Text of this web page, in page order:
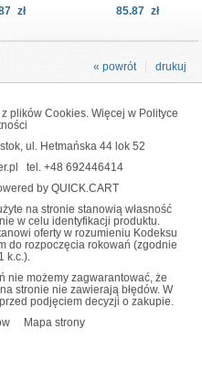
zł
85.87 zł
drukuj
« powrót
plików Cookies. Więcej w Polityce
ul. Hetmańska 44 lok 52
tel. +48 692446414
by QUICK.CART
na stronie stanowią własność
w celu identyfikacji produktu.
oferty w rozumieniu Kodeksu
do rozpoczęcia rokowań (zgodnie
k.c.).
nie możemy zagwarantować, że
stronie nie zawierają błędów. W
podjęciem decyzji o zakupie.
Mapa strony